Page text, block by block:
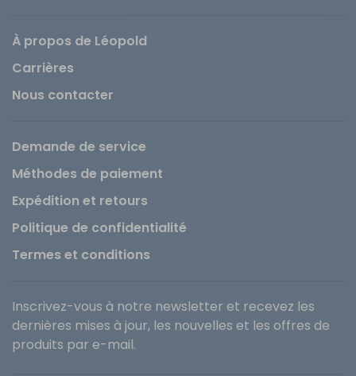
À propos de Léopold
Carrières
Nous contacter
Demande de service
Méthodes de paiement
Expédition et retours
Politique de confidentialité
Termes et conditions
Inscrivez-vous à notre newsletter et recevez les
dernières mises à jour, les nouvelles et les offres de
produits par e-mail.